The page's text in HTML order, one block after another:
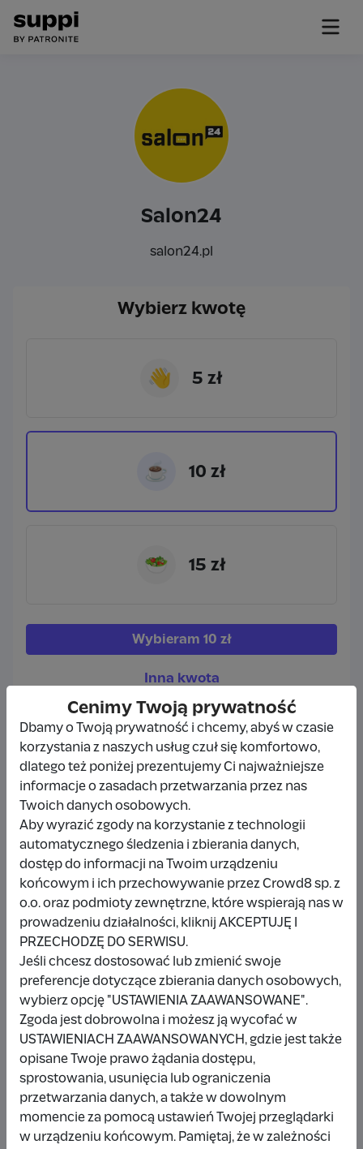
Salon24
salon24.pl
Wybierz kwotę
👋 5 zł
☕ 10 zł
🥗 15 zł
Wybieram 10 zł
Inna kwota
Udostępnij Zgłoś
Wpłacający/a
Wpłata anonimowa
10 zł miesiąc temu
Damianbloque Wordpress
1 zł 7 miesięcy temu
Wpłata anonimowa
10 zł rok temu
Cenimy Twoją prywatność
Dbamy o Twoją prywatność i chcemy, abyś w czasie
korzystania z naszych usług czuł się komfortowo,
dlatego też poniżej prezentujemy Ci najważniejsze
informacje o zasadach przetwarzania przez nas
Twoich danych osobowych.
Aby wyrazić zgody na korzystanie z technologii
automatycznego śledzenia i zbierania danych,
dostęp do informacji na Twoim urządzeniu
końcowym i ich przechowywanie przez Crowd8 sp. z
o.o. oraz podmioty zewnętrzne, które wspierają nas w
prowadzeniu działalności, kliknij AKCEPTUJĘ I
PRZECHODZĘ DO SERWISU.
Jeśli chcesz dostosować lub zmienić swoje
preferencje dotyczące zbierania danych osobowych,
wybierz opcję "USTAWIENIA ZAAWANSOWANE".
Zgoda jest dobrowolna i możesz ją wycofać w
USTAWIENIACH ZAAWANSOWANYCH, gdzie jest także
opisane Twoje prawo żądania dostępu,
sprostowania, usunięcia lub ograniczenia
przetwarzania danych, a także w dowolnym
momencie za pomocą ustawień Twojej przeglądarki
w urządzeniu końcowym. Pamiętaj, że w zależności